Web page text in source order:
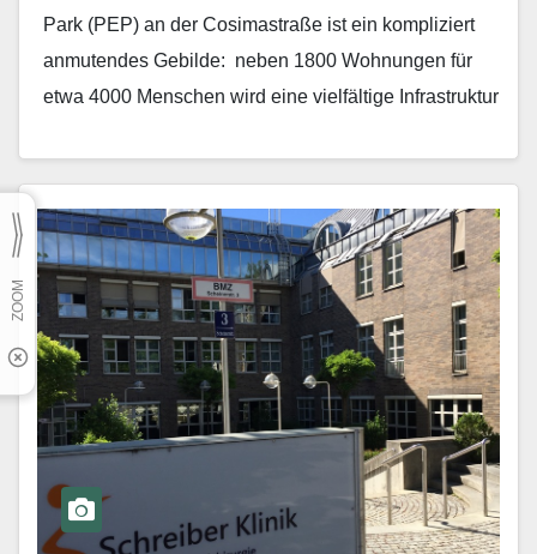
Park (PEP) an der Cosimastraße ist ein kompliziert
anmu­tendes Gebilde: neben 1800 Wohnungen für
etwa 4000 Menschen wird eine vielfältige Infrastruktur
Mehr erfahren